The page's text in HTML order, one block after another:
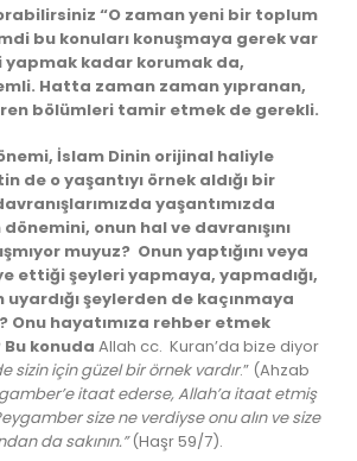
“O zaman yeni bir toplum
bu konuları konuşmaya gerek var
yapmak kadar korumak da,
Hatta zaman zaman yıpranan,
bölümleri tamir etmek de gerekli.
İslam Dinin orijinal haliyle
de o yaşantıyı örnek aldığı bir
yaşantımızda
onun hal ve davranışını
muyuz? Onun yaptığını veya
ettiği şeyleri yapmaya, yapmadığı,
şeylerden de kaçınmaya
Onu hayatımıza rehber etmek
konuda Allah cc. Kuran’da bize diyor
sizin için güzel bir örnek vardır.” (Ahzab
itaat ederse, Allah’a itaat etmiş
size ne verdiyse onu alın ve size
da sakının.”(Haşr 59/7).